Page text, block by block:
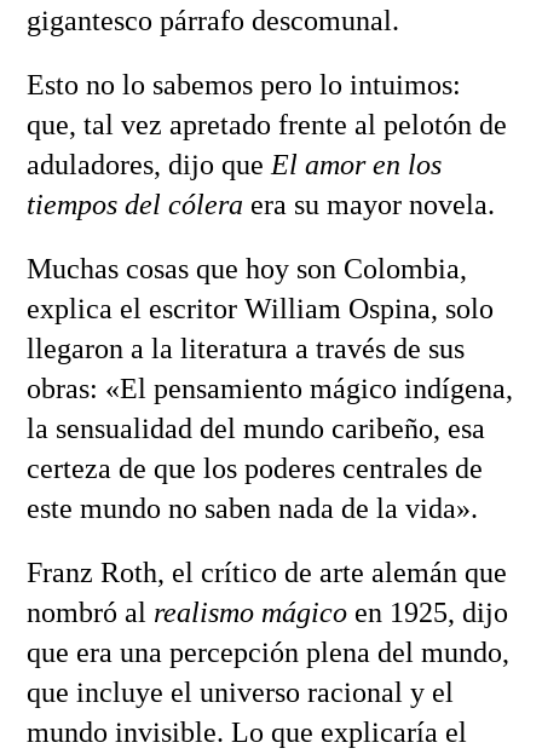
gigantesco párrafo descomunal.
Esto no lo sabemos pero lo intuimos:
que, tal vez apretado frente al pelotón de
aduladores, dijo que El amor en los
tiempos del cólera era su mayor novela.
Muchas cosas que hoy son Colombia,
explica el escritor William Ospina, solo
llegaron a la literatura a través de sus
obras: «El pensamiento mágico indígena,
la sensualidad del mundo caribeño, esa
certeza de que los poderes centrales de
este mundo no saben nada de la vida».
Franz Roth, el crítico de arte alemán que
nombró al realismo mágicoen 1925, dijo
que era una percepción plena del mundo,
que incluye el universo racional y el
mundo invisible. Lo que explicaría el